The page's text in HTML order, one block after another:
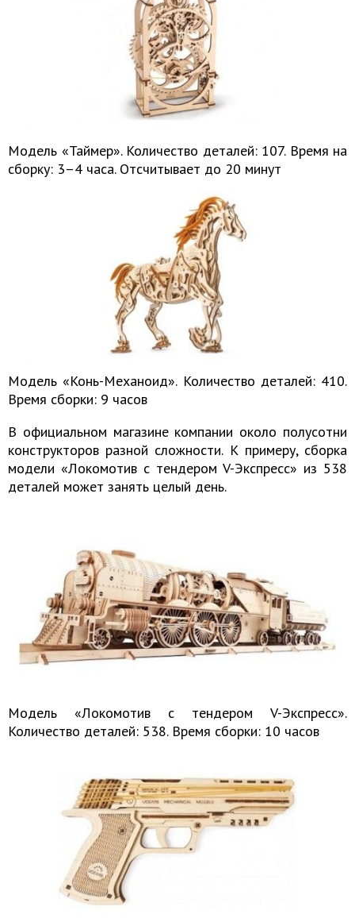
Модель «Таймер». Количество деталей: 107. Время на
сборку: 3–4 часа. Отсчитывает до 20 минут
Модель «Конь-Механоид». Количество деталей: 410.
Время сборки: 9 часов
В официальном магазине компании около полусотни
конструкторов разной сложности. К примеру, сборка
модели «Локомотив c тендером V-Экспресс» из 538
деталей может занять целый день.
Модель «Локомотив c тендером V-Экспресс».
Количество деталей: 538. Время сборки: 10 часов